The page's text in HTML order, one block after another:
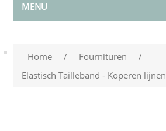
MENU
Home / Fournituren
/
Elastisch Tailleband - Koperen lijnen